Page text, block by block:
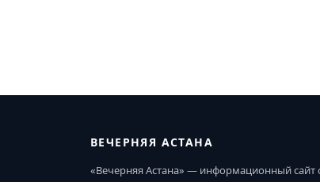
ВЕЧЕРНЯЯ АСТАНА
«Вечерняя Астана» — информационный сайт